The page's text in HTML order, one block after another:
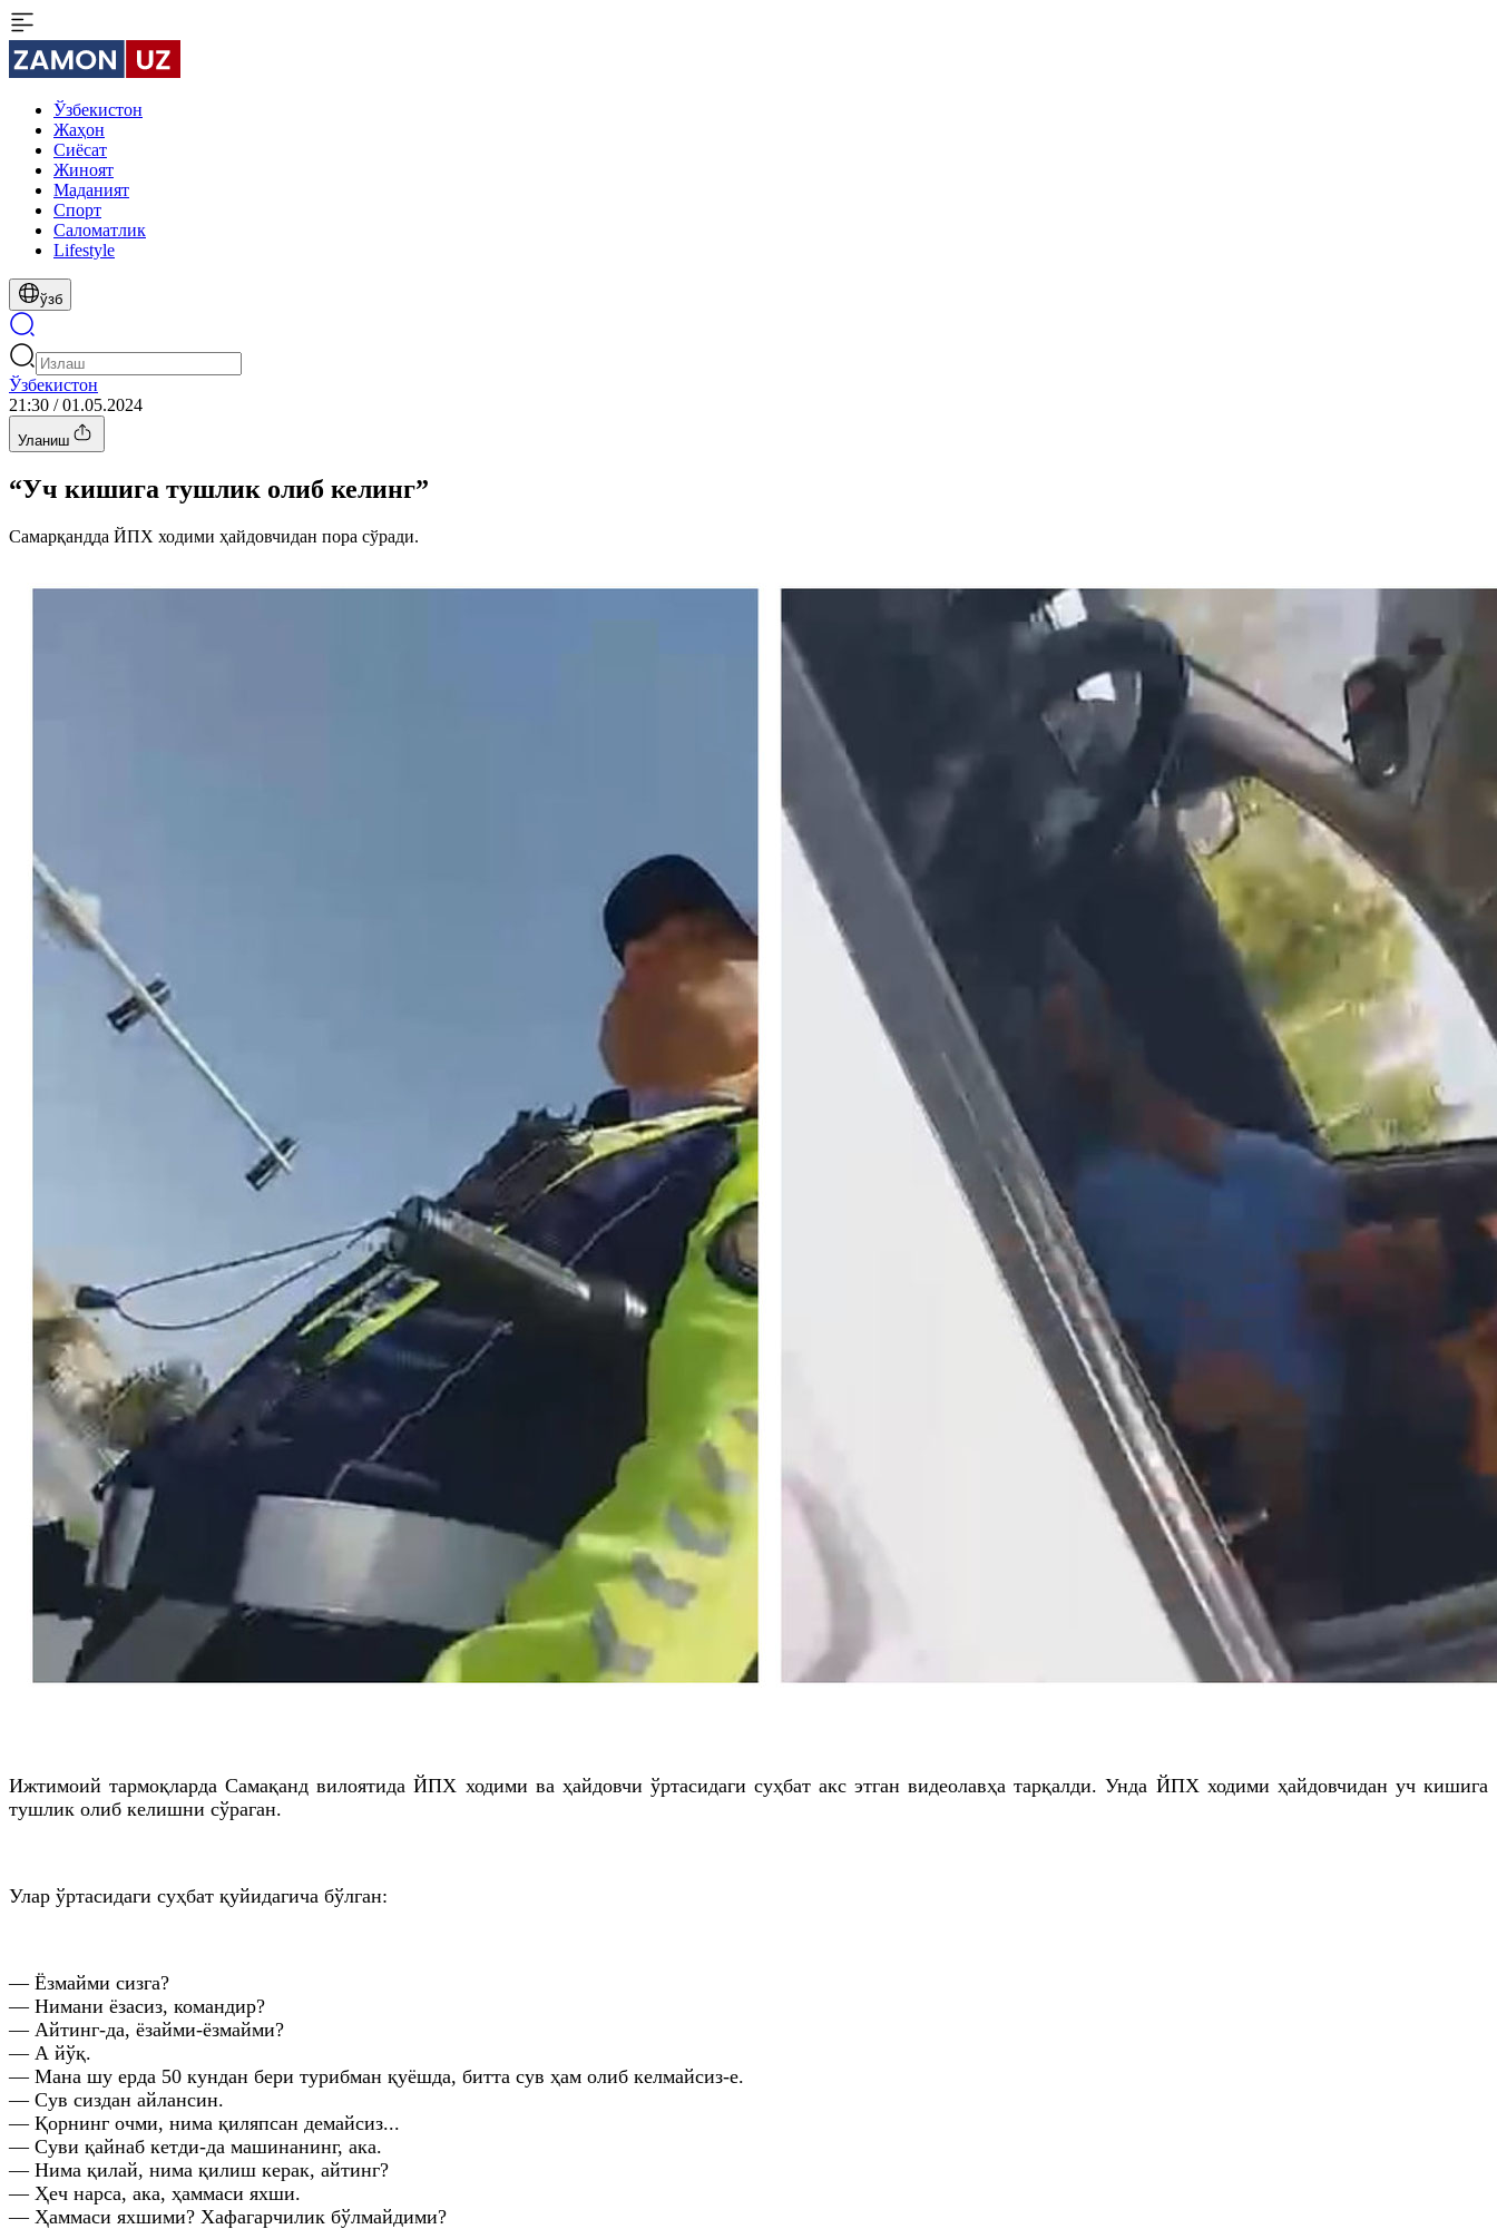
Ўзбекистон
Жаҳон
Сиёсат
Жиноят
Маданият
Спорт
Cаломатлик
Lifestyle
ўзб
Ўзбекистон
21:30 / 01.05.2024
Уланиш
“Уч кишига тушлик олиб келинг”
Самарқандда ЙПХ ходими ҳайдовчидан пора сўради.
Ижтимоий тармоқларда Самақанд вилоятида ЙПХ ходими ва ҳайдовчи ўртасидаги суҳбат акс этган видеолавҳа тарқалди. Унда ЙПХ ходими ҳайдовчидан уч кишига
тушлик олиб келишни сўраган.
Улар ўртасидаги суҳбат қуйидагича бўлган:
— Ёзмайми сизга?
— Нимани ёзасиз, командир?
— Айтинг-да, ёзайми-ёзмайми?
— А йўқ.
— Мана шу ерда 50 кундан бери турибман қуёшда, битта сув ҳам олиб келмайсиз-е.
— Сув сиздан айлансин.
— Қорнинг очми, нима қиляпсан демайсиз...
— Суви қайнаб кетди-да машинанинг, ака.
— Нима қилай, нима қилиш керак, айтинг?
— Ҳеч нарса, ака, ҳаммаси яхши.
— Ҳаммаси яхшими? Хафагарчилик бўлмайдими?